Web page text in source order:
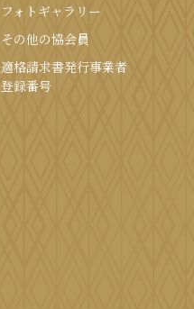
フォトギャラリー
その他の協会員
適格請求書発行事業者
登録番号